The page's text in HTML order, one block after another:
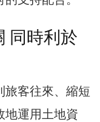
同時利於
旅客往來、縮短
地運用土地資